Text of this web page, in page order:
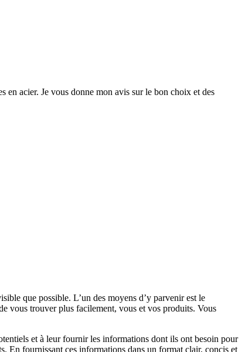
en acier. Je vous donne mon avis sur le bon choix et des
que possible. L’un des moyens d’y parvenir est le
vous trouver plus facilement, vous et vos produits. Vous
et à leur fournir les informations dont ils ont besoin pour
En fournissant ces informations dans un format clair, concis et